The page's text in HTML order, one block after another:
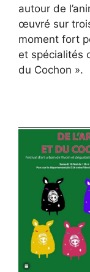
autour de
œuvré sur
moment fort
et spécialités
du Cochon ».